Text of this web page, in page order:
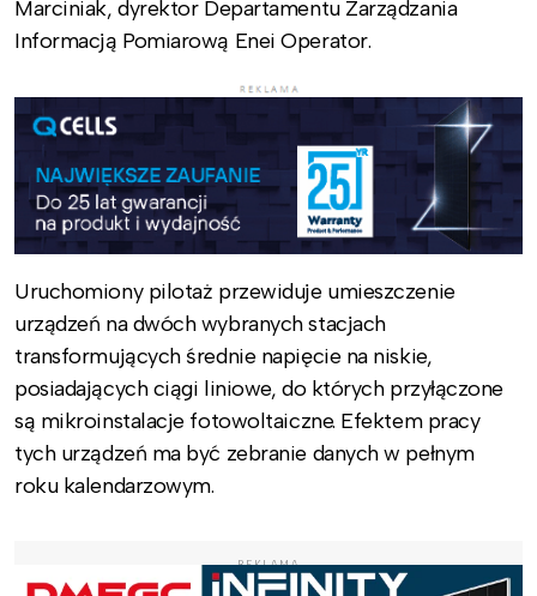
Marciniak, dyrektor Departamentu Zarządzania
Informacją Pomiarową Enei Operator.
Uruchomiony pilotaż przewiduje umieszczenie
urządzeń na dwóch wybranych stacjach
transformujących średnie napięcie na niskie,
posiadających ciągi liniowe, do których przyłączone
są mikroinstalacje fotowoltaiczne. Efektem pracy
tych urządzeń ma być zebranie danych w pełnym
roku kalendarzowym.
REKLAMA